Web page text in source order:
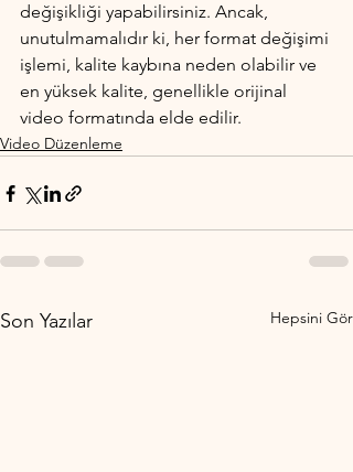
değişikliği yapabilirsiniz. Ancak,
unutulmamalıdır ki, her format değişimi
işlemi, kalite kaybına neden olabilir ve
en yüksek kalite, genellikle orijinal
video formatında elde edilir.
Video Düzenleme
Son Yazılar Hepsini Gör